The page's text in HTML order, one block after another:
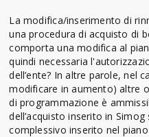
La modifica/inserimento di
una procedura di acquisto di
comporta una modifica al
quindi necessaria
dell’ente? In altre parole, nel
modificare in aumento) altre
di programmazione è
dell’acquisto inserito in
complessivo inserito nel